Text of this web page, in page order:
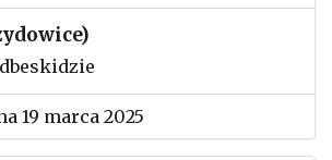
19 marca 2025